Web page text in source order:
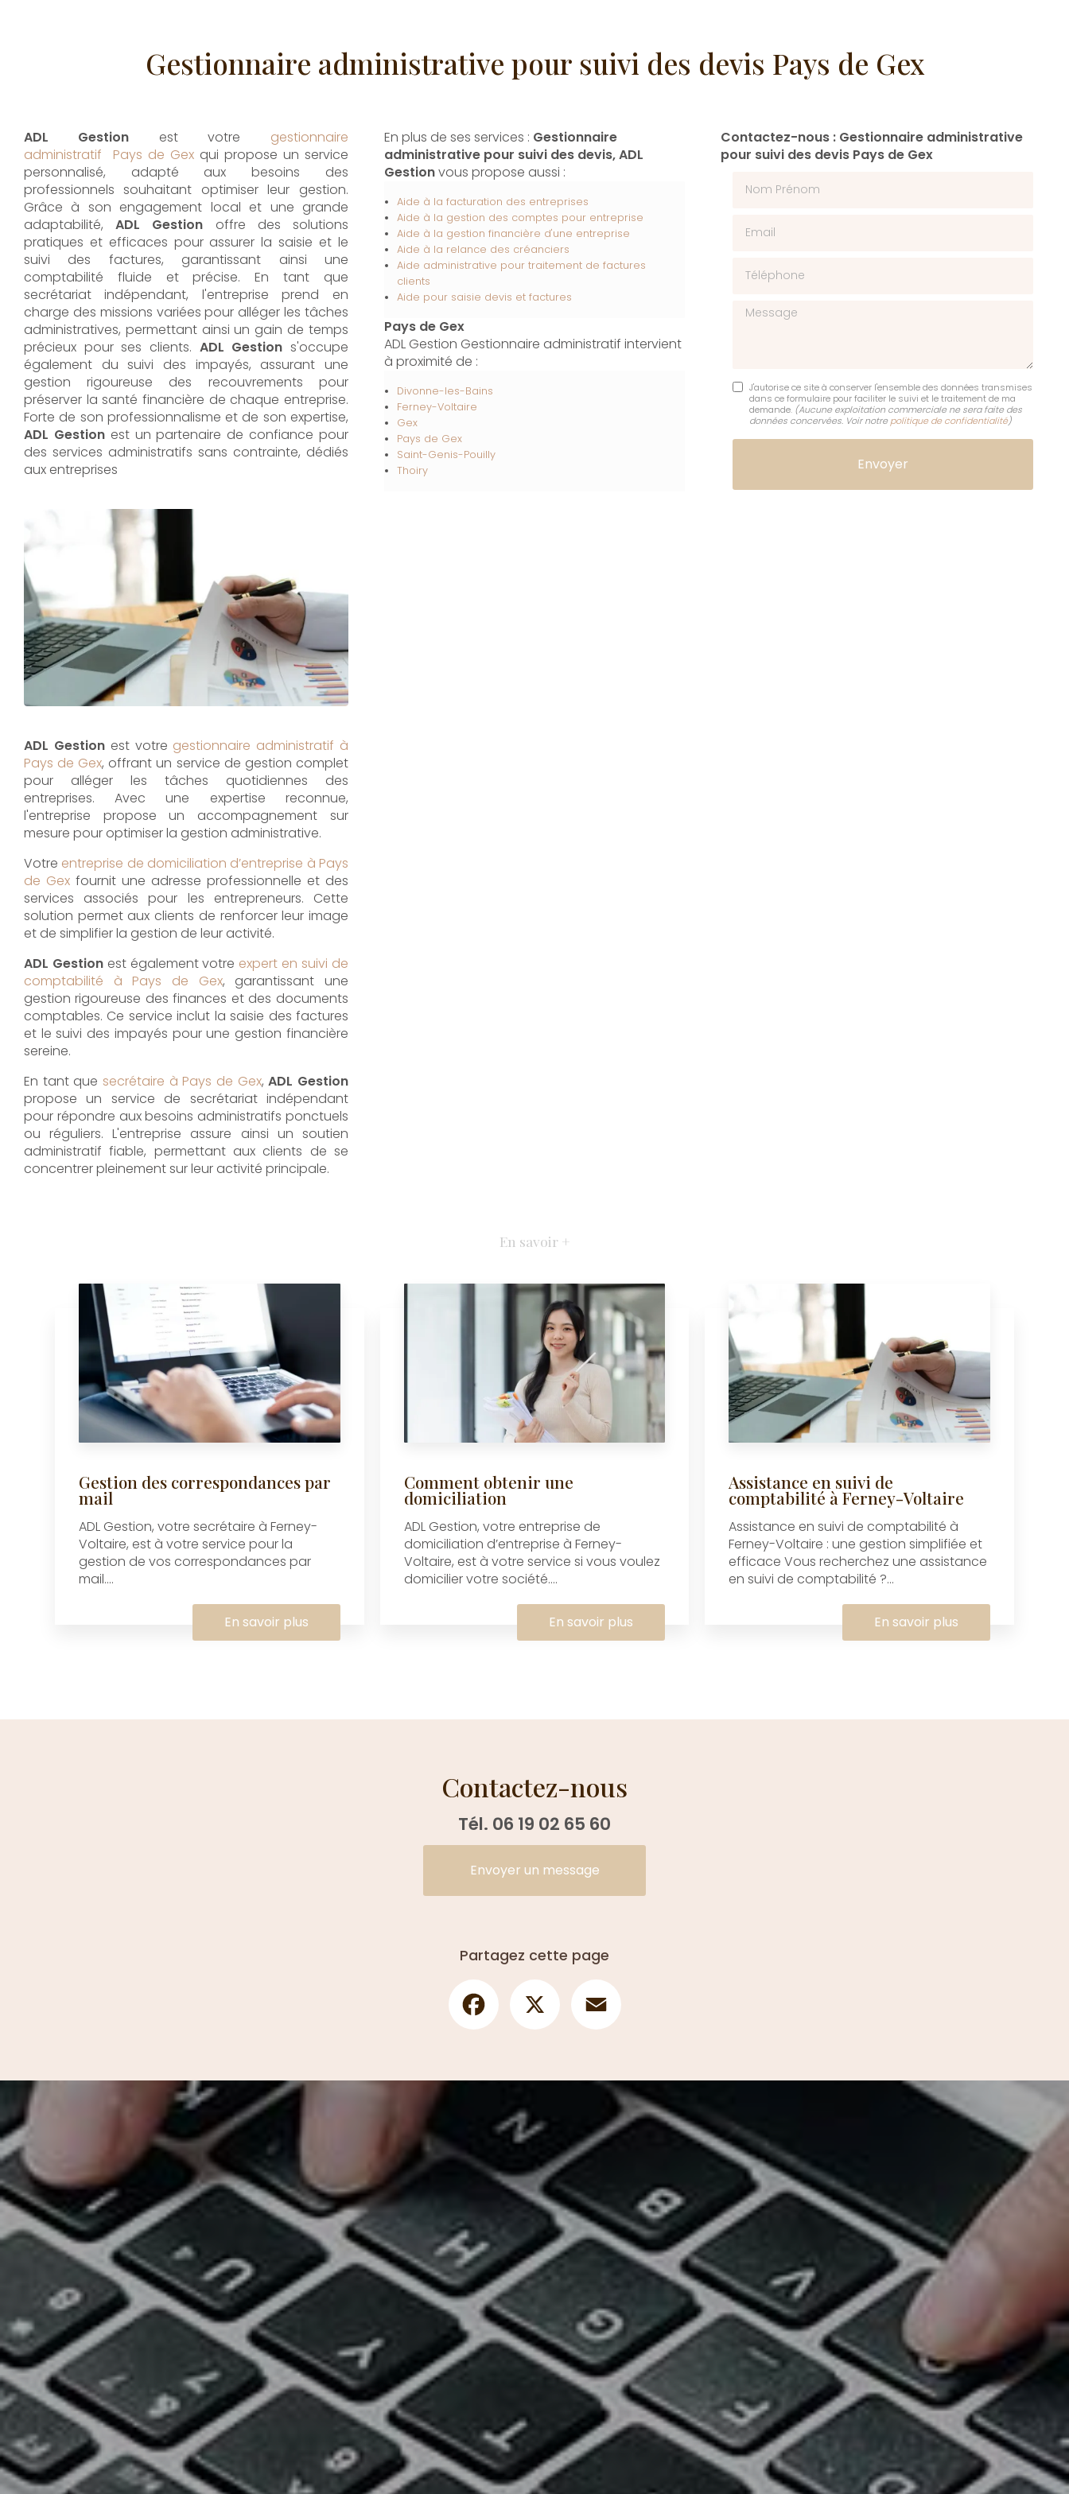
Gestionnaire administrative pour suivi des devis Pays de Gex
ADL Gestion est votre gestionnaire
administratif Pays de Gex qui propose un service
personnalisé, adapté aux besoins des
professionnels souhaitant optimiser leur gestion.
Grâce à son engagement local et une grande
adaptabilité,ADL Gestion offre des solutions
pratiques et efficaces pour assurer la saisie et le
suivi des factures, garantissant ainsi une
comptabilité fluide et précise. En tant que
secrétariat indépendant, l'entreprise prend en
charge des missions variées pour alléger les tâches
administratives, permettant ainsi un gain de temps
précieux pour ses clients. ADL Gestion s'occupe
également du suivi des impayés, assurant une
gestion rigoureuse des recouvrements pour
préserver la santé financière de chaque entreprise.
Forte de son professionnalisme et de son expertise,
ADL Gestionest un partenaire de confiance pour
des services administratifs sans contrainte, dédiés
aux entreprises
ADL Gestionest votre gestionnaire administratif à
Pays de Gex, offrant un service de gestion complet
pour alléger les tâches quotidiennes des
entreprises. Avec une expertise reconnue,
l'entreprise propose un accompagnement sur
mesure pour optimiser la gestion administrative.
Votre entreprise de domiciliation d’entreprise à Pays
de Gex fournit une adresse professionnelle et des
services associés pour les entrepreneurs. Cette
solution permet aux clients de renforcer leur image
et de simplifier la gestion de leur activité.
ADL Gestionest également votre expert en suivi de
comptabilité à Pays de Gex, garantissant une
gestion rigoureuse des finances et des documents
comptables. Ce service inclut la saisie des factures
et le suivi des impayés pour une gestion financière
sereine.
En tant que secrétaire à Pays de Gex,ADL Gestion
propose un service de secrétariat indépendant
pour répondre aux besoins administratifs ponctuels
ou réguliers. L'entreprise assure ainsi un soutien
administratif fiable, permettant aux clients de se
concentrer pleinement sur leur activité principale.
En plus de ses services : Gestionnaire
administrative pour suivi des devis, ADL
Gestionvous propose aussi :
Aide à la facturation des entreprises
Aide à la gestion des comptes pour entreprise
Aide à la gestion financière d'une entreprise
Aide à la relance des créanciers
Aide administrative pour traitement de factures
clients
Aide pour saisie devis et factures
Pays de Gex
ADL Gestion Gestionnaire administratif intervient
à proximité de :
Divonne-les-Bains
Ferney-Voltaire
Gex
Pays de Gex
Saint-Genis-Pouilly
Thoiry
Contactez-nous : Gestionnaire administrative
pour suivi des devis Pays de Gex
Message
J'autorise ce site à conserver l'ensemble des données transmises
dans ce formulaire pour faciliter le suivi et le traitement de ma
demande. (Aucune exploitation commerciale ne sera faite des
données concervées. Voir notre politique de confidentialité)
En savoir +
Gestion des correspondances par
mail
ADL Gestion, votre secrétaire à Ferney-
Voltaire, est à votre service pour la
gestion de vos correspondances par
mail....
En savoir plus
Comment obtenir une
domiciliation
ADL Gestion, votre entreprise de
domiciliation d’entreprise à Ferney-
Voltaire, est à votre service si vous voulez
domicilier votre société....
En savoir plus
Assistance en suivi de
comptabilité à Ferney-Voltaire
Assistance en suivi de comptabilité à
Ferney-Voltaire : une gestion simplifiée et
efficace Vous recherchez une assistance
en suivi de comptabilité ?...
En savoir plus
Contactez-nous
Tél. 06 19 02 65 60
Envoyer un message
Partagez cette page
Facebook